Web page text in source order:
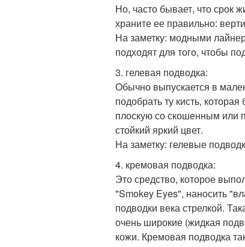
Но, часто бывает, что срок
храните ее правильно:
На заметку: модными
подходят для того, чтобы
3. гелевая подводка:
Обычно выпускается в
подобрать ту кисть,
плоскую со скошенным или
стойкий яркий цвет.
На заметку: гелевые
4. кремовая подводка:
Это средство, которое
"Smokey Eyes", наносить
подводки века стрелкой.
очень широкие (жидкая
кожи. Кремовая подводка